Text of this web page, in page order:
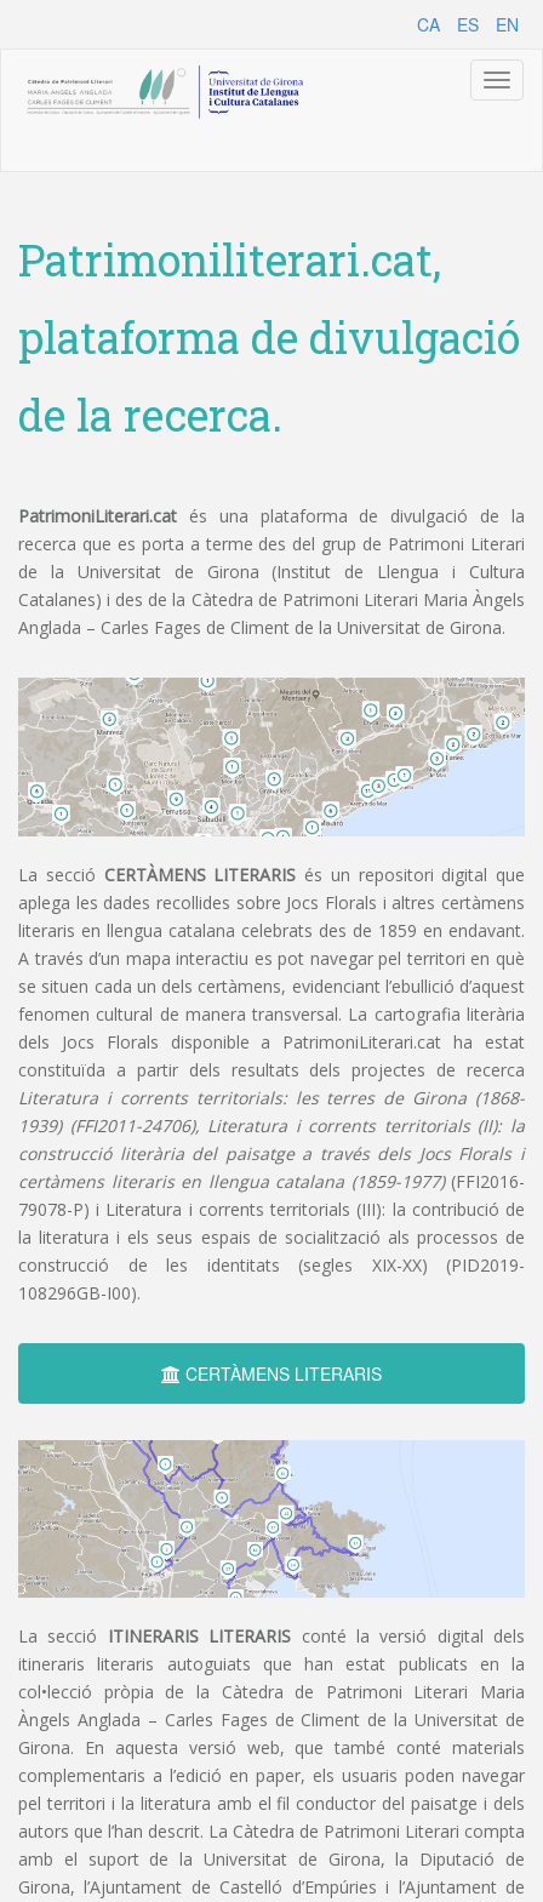
CA ES EN
Patrimoniliterari.cat,
plataforma de divulgació
de la recerca.
PatrimoniLiterari.cat és una plataforma de divulgació de la
recerca que es porta a terme des del grup de Patrimoni Literari
de la Universitat de Girona (Institut de Llengua i Cultura
Catalanes) i des de la Càtedra de Patrimoni Literari Maria Àngels
Anglada – Carles Fages de Climent de la Universitat de Girona.
La secció CERTÀMENS LITERARIS és un repositori digital que
aplega les dades recollides sobre Jocs Florals i altres certàmens
literaris en llengua catalana celebrats des de 1859 en endavant.
A través d’un mapa interactiu es pot navegar pel territori en què
se situen cada un dels certàmens, evidenciant l’ebullició d’aquest
fenomen cultural de manera transversal. La cartografia literària
dels Jocs Florals disponible a PatrimoniLiterari.cat ha estat
constituïda a partir dels resultats dels projectes de recerca
Literatura i corrents territorials: les terres de Girona (1868-
1939) (FFI2011-24706), Literatura i corrents territorials (II): la
construcció literària del paisatge a través dels Jocs Florals i
certàmens literaris en llengua catalana (1859-1977)(FFI2016-
79078-P) i Literatura i corrents territorials (III): la contribució de
la literatura i els seus espais de socialització als processos de
construcció de les identitats (segles XIX-XX) (PID2019-
108296GB-I00).
CERTÀMENS LITERARIS
La secció ITINERARIS LITERARIS conté la versió digital dels
itineraris literaris autoguiats que han estat publicats en la
col•lecció pròpia de la Càtedra de Patrimoni Literari Maria
Àngels Anglada – Carles Fages de Climent de la Universitat de
Girona. En aquesta versió web, que també conté materials
complementaris a l’edició en paper, els usuaris poden navegar
pel territori i la literatura amb el fil conductor del paisatge i dels
autors que l’han descrit. La Càtedra de Patrimoni Literari compta
amb el suport de la Universitat de Girona, la Diputació de
Girona, l’Ajuntament de Castelló d’Empúries i l’Ajuntament de